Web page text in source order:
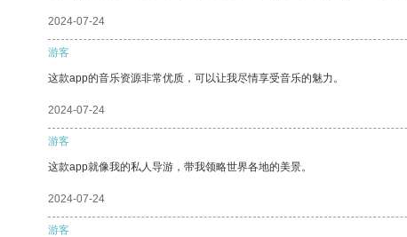
2024-07-24
游客
这款app的音乐资源非常优质，可以让我尽情享受音乐的魅力。
2024-07-24
游客
这款app就像我的私人导游，带我领略世界各地的美景。
2024-07-24
游客